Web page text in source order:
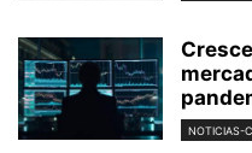
NOTICIAS-